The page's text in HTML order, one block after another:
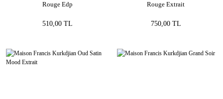
Rouge Edp
510,00 TL
Rouge Extrait
750,00 TL